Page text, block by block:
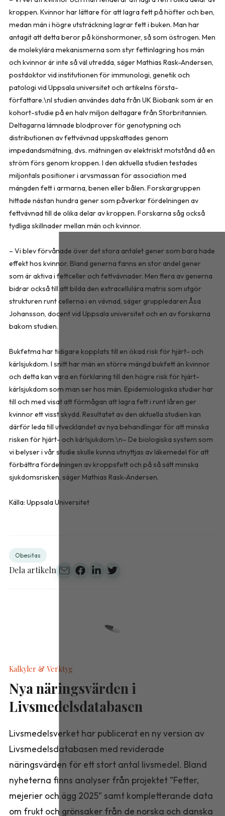
kroppen. Kvinnor har lättare för att lagra fett på höfter och ben,
medan män i högre utsträckning lagrar fett i buken. Man har
antagit att detta beror på könshormoner, så som östrogen. Men
de molekylära mekanismerna som styr fettinlagring hos män
och kvinnor är inte så väl utredda, säger Mathias Rask-Andersen,
postdoktor vid institutionen för immunologi, genetik och
patologi vid Uppsala universitet och artikelns första-
författare.\nI studien användes data från UK Biobank som är en
kohort-studie på en halv miljon deltagare från Storbritannien.
Deltagarna lämnade blodprover för genotypning och
distributionen av fettvävnad uppskattades genom
impedandsmätning, dvs. mätningen av elektriskt motstånd då en
ström förs genom kroppen. I den aktuella studien testades
miljontals positioner i arvsmassan för association med
mängden fett i armarna, benen eller bålen. Forskargruppen
hittade nästan hundra gener som påverkar fördelningen av
fettvävnad till de olika delar av kroppen. Forskarna såg också
tydliga skillnader mellan män och kvinnor.
– Vi blev förvånade över det stora antalet gener som bara hade
effekt hos kvinnor. Bland generna fanns en stor andel gener
som är aktiva i fettceller och fettvävnader. Men flera av generna
bidrar också till att bilda den extracellulära matris som utgör
strukturen runt cellerna i en vävnad, säger gruppledaren Åsa
Johansson, docent vid Uppsala universitet och en av forskarna
bakom studien.
Bukfetma har tidigare kopplats till en ökad risk för hjärt- och
kärlsjukdom. I snitt har män en större mängd bukfett än kvinnor
och detta kan vara en förklaring till den högre risk för hjärt-
kärlsjukdom som man ser hos män. Epidemiologiska studier har
till och med visat att förmågan att lagra fett i runt låren ger
kvinnor ett visst skydd. Resultatet av den aktuella studien kan
därför leda till utvecklandet av nya behandlingar för att minska
risken för hjärt- och kärlsjukdom.\n– De biologiska system som
vi belyser i vår studie skulle kunna utnyttjas av läkemedel för att
förbättra fördelningen av kroppsfett och på så sätt minska
sjukdomsrisken, säger Mathias Rask-Andersen.
Källa: Uppsala Universitet
Obesitas
Dela artikeln
Kalkyler & Verktyg
Nya näringsvärden i
Livsmedelsdatabasen
Livsmedelsverket har publicerat en ny version av
Livsmedelsdatabasen med reviderade
näringsvärden för ett stort antal livsmedel. Bland
nyheterna finns analyser från projektet ”Fetter,
mejerier och ägg 2025” samt kompletterande data
om frukt och grönsaker från de norska och danska